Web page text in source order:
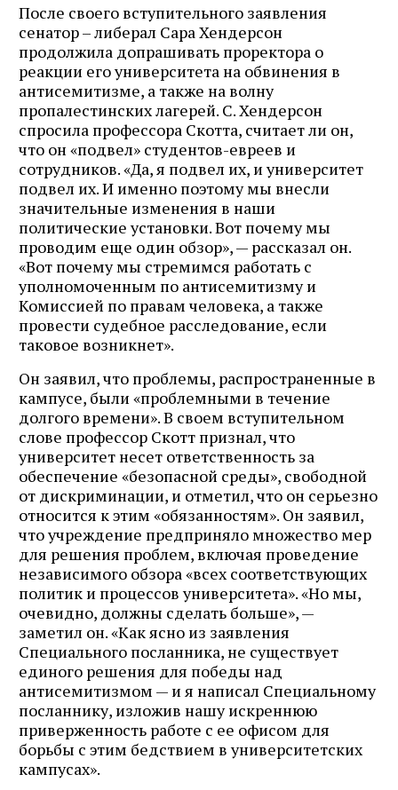
После своего вступительного заявления
сенатор – либерал Сара Хендерсон
продолжила допрашивать проректора о
реакции его университета на обвинения в
антисемитизме, а также на волну
пропалестинских лагерей. С. Хендерсон
спросила профессора Скотта, считает ли он,
что он «подвел» студентов-евреев и
сотрудников. «Да, я подвел их, и университет
подвел их. И именно поэтому мы внесли
значительные изменения в наши
политические установки. Вот почему мы
проводим еще один обзор», — рассказал он.
«Вот почему мы стремимся работать с
уполномоченным по антисемитизму и
Комиссией по правам человека, а также
провести судебное расследование, если
таковое возникнет».
Он заявил, что проблемы, распространенные в
кампусе, были «проблемными в течение
долгого времени». В своем вступительном
слове профессор Скотт признал, что
университет несет ответственность за
обеспечение «безопасной среды», свободной
от дискриминации, и отметил, что он серьезно
относится к этим «обязанностям». Он заявил,
что учреждение предприняло множество мер
для решения проблем, включая проведение
независимого обзора «всех соответствующих
политик и процессов университета». «Но мы,
очевидно, должны сделать больше», —
заметил он. «Как ясно из заявления
Специального посланника, не существует
единого решения для победы над
антисемитизмом — и я написал Специальному
посланнику, изложив нашу искреннюю
приверженность работе с ее офисом для
борьбы с этим бедствием в университетских
кампусах».